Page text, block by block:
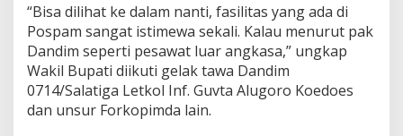
a
t
K
u
n
j
“Bisa dilihat ke dalam nanti, fasilitas yang ada di
Pospam sangat istimewa sekali. Kalau menurut pak
Dandim seperti pesawat luar angkasa,” ungkap
Wakil Bupati diikuti gelak tawa Dandim
0714/Salatiga Letkol Inf. Guvta Alugoro Koedoes
dan unsur Forkopimda lain.